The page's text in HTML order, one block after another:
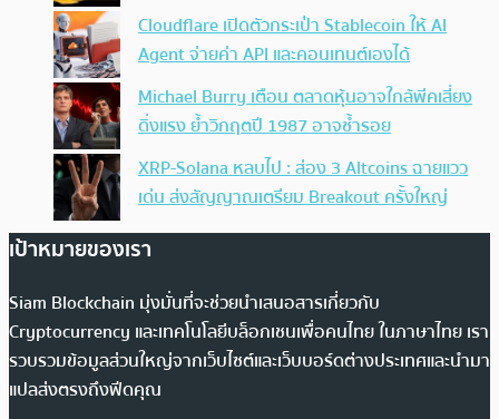
Cloudflare เปิดตัวกระเป๋า Stablecoin ให้ AI
Agent จ่ายค่า API และคอนเทนต์เองได้
Michael Burry เตือน ตลาดหุ้นอาจใกล้พีคเสี่ยง
ดิ่งแรง ย้ำวิกฤตปี 1987 อาจซ้ำรอย
XRP-Solana หลบไป : ส่อง 3 Altcoins ฉายแวว
เด่น ส่งสัญญาณเตรียม Breakout ครั้งใหญ่
เป้าหมายของเรา
Siam Blockchain มุ่งมั่นที่จะช่วยนำเสนอสารเกี่ยวกับ
Cryptocurrency และเทคโนโลยีบล็อกเชนเพื่อคนไทย ในภาษาไทย เรา
รวบรวมข้อมูลส่วนใหญ่จากเว็บไซต์และเว็บบอร์ดต่างประเทศและนำมา
แปลส่งตรงถึงฟีดคุณ